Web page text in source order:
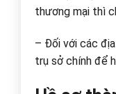
thương mại thì
– Đối với các
trụ sở chính để